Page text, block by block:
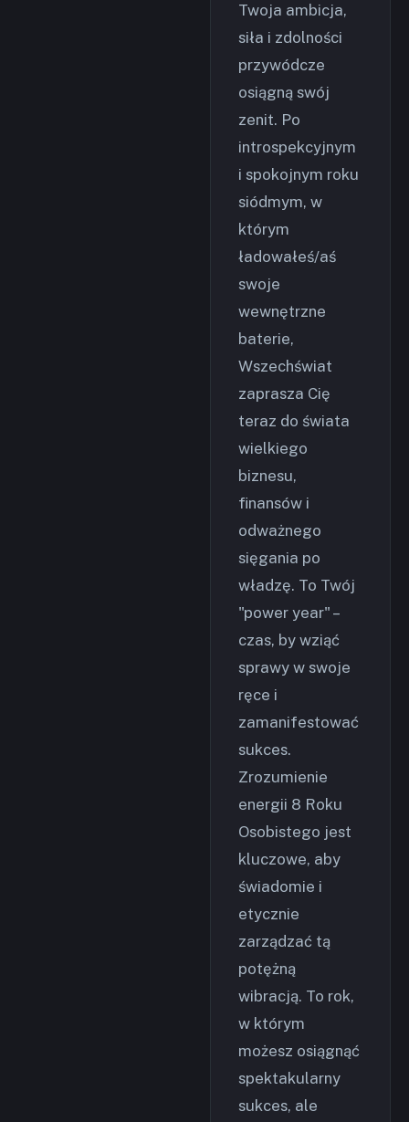
Twoja ambicja,
siła i zdolności
przywódcze
osiągną swój
zenit. Po
introspekcyjnym
i spokojnym roku
siódmym, w
którym
ładowałeś/aś
swoje
wewnętrzne
baterie,
Wszechświat
zaprasza Cię
teraz do świata
wielkiego
biznesu,
finansów i
odważnego
sięgania po
władzę. To Twój
"power year" –
czas, by wziąć
sprawy w swoje
ręce i
zamanifestować
sukces.
Zrozumienie
energii 8 Roku
Osobistego jest
kluczowe, aby
świadomie i
etycznie
zarządzać tą
potężną
wibracją. To rok,
w którym
możesz osiągnąć
spektakularny
sukces, ale